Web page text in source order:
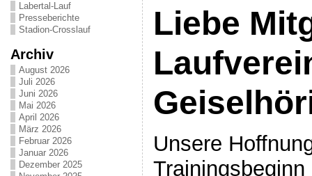
Labertal-Lauf
Presseberichte
Stadion-Crosslauf
Archiv
August 2026
Juli 2026
Juni 2026
Mai 2026
April 2026
März 2026
Februar 2026
Januar 2026
Dezember 2025
Liebe
Unsere